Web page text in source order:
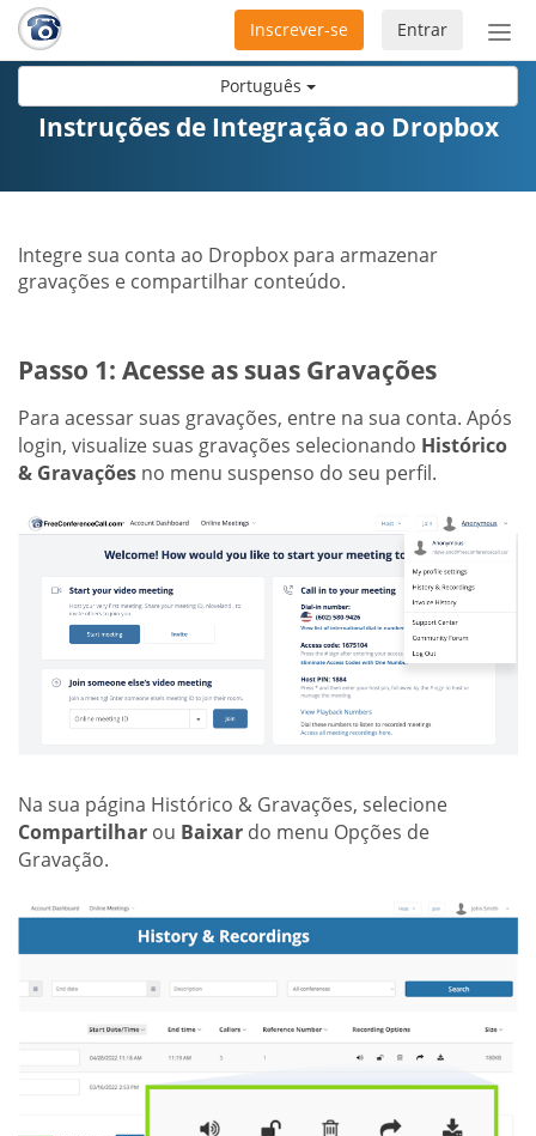
Português
Entrar
Inscrever-se
Instruções de Integração ao Dropbox
Integre sua conta ao Dropbox para armazenar
gravações e compartilhar conteúdo.
Passo 1: Acesse as suas Gravações
Para acessar suas gravações, entre na sua conta. Após
login, visualize suas gravações selecionando Histórico
& Gravações no menu suspenso do seu perfil.
Na sua página Histórico & Gravações, selecione
Compartilhar ou Baixar do menu Opções de
Gravação.